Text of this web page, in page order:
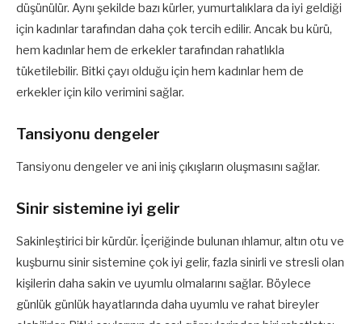
düşünülür. Aynı şekilde bazı kürler, yumurtalıklara da iyi geldiği
için kadınlar tarafından daha çok tercih edilir. Ancak bu kürü,
hem kadınlar hem de erkekler tarafından rahatlıkla
tüketilebilir. Bitki çayı olduğu için hem kadınlar hem de
erkekler için kilo verimini sağlar.
Tansiyonu dengeler
Tansiyonu dengeler ve ani iniş çıkışların oluşmasını sağlar.
Sinir sistemine iyi gelir
Sakinleştirici bir kürdür. İçeriğinde bulunan ıhlamur, altın otu ve
kuşburnu sinir sistemine çok iyi gelir, fazla sinirli ve stresli olan
kişilerin daha sakin ve uyumlu olmalarını sağlar. Böylece
günlük günlük hayatlarında daha uyumlu ve rahat bireyler